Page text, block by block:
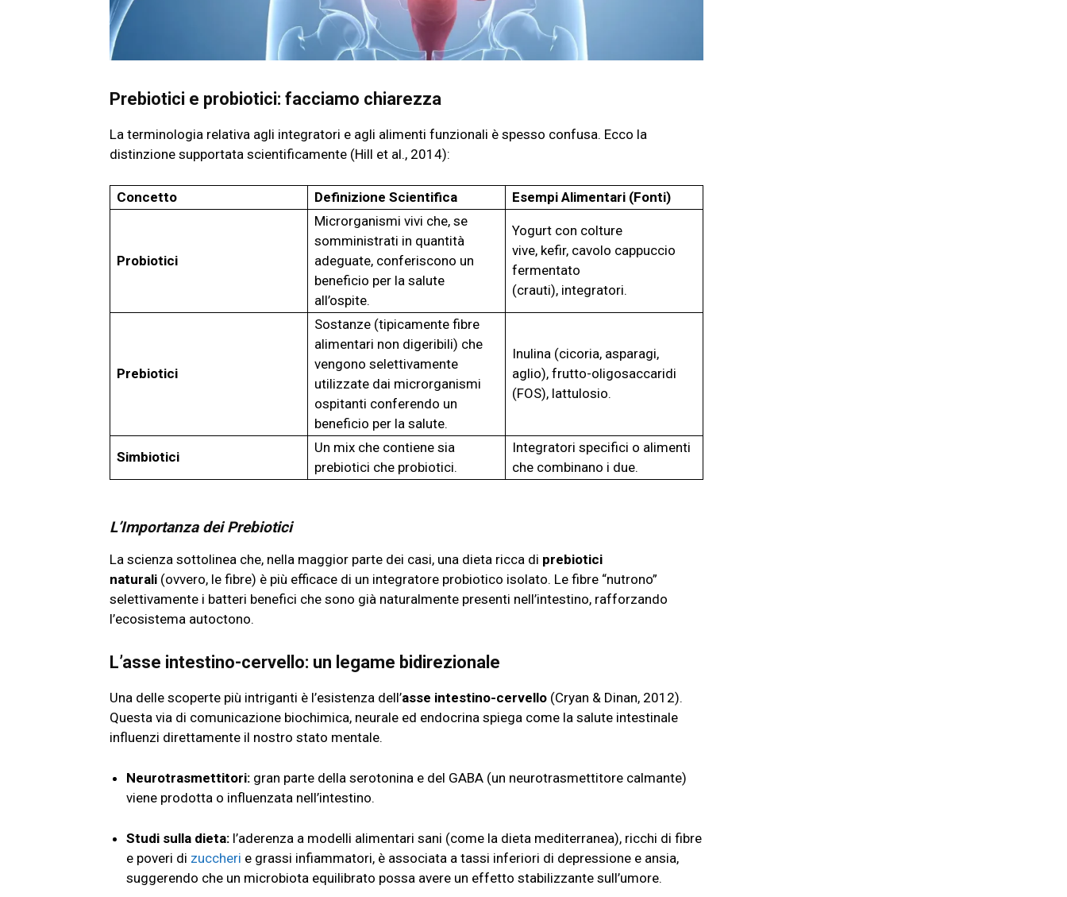
Prebiotici e probiotici: facciamo chiarezza
La terminologia relativa agli integratori e agli alimenti funzionali è spesso confusa. Ecco la
distinzione supportata scientificamente (Hill et al., 2014):
Concetto Definizione Scientifica Esempi Alimentari (Fonti)
Probiotici
Microrganismi vivi che, se
somministrati in quantità
adeguate, conferiscono un
beneficio per la salute
all’ospite.
Yogurt con colture
vive, kefir, cavolo cappuccio
fermentato
(crauti), integratori.
Prebiotici
Sostanze (tipicamente fibre
alimentari non digeribili) che
vengono selettivamente
utilizzate dai microrganismi
ospitanti conferendo un
beneficio per la salute.
Inulina (cicoria, asparagi,
aglio), frutto-oligosaccaridi
(FOS), lattulosio.
Simbiotici
Un mix che contiene sia
prebiotici che probiotici.
Integratori specifici o alimenti
che combinano i due.
L’Importanza dei Prebiotici
La scienza sottolinea che, nella maggior parte dei casi, una dieta ricca di prebiotici
naturali (ovvero, le fibre) è più efficace di un integratore probiotico isolato. Le fibre “nutrono”
selettivamente i batteri benefici che sono già naturalmente presenti nell’intestino, rafforzando
l’ecosistema autoctono.
L’asse intestino-cervello: un legame bidirezionale
Una delle scoperte più intriganti è l’esistenza dell’asse intestino-cervello (Cryan & Dinan, 2012).
Questa via di comunicazione biochimica, neurale ed endocrina spiega come la salute intestinale
influenzi direttamente il nostro stato mentale.
Neurotrasmettitori: gran parte della serotonina e del GABA (un neurotrasmettitore calmante)
viene prodotta o influenzata nell’intestino.
Studi sulla dieta: l’aderenza a modelli alimentari sani (come la dieta mediterranea), ricchi di fibre
e poveri di zuccheri e grassi infiammatori, è associata a tassi inferiori di depressione e ansia,
suggerendo che un microbiota equilibrato possa avere un effetto stabilizzante sull’umore.